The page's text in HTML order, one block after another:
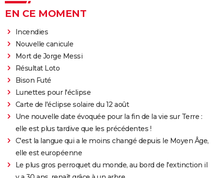
EN CE MOMENT
Incendies
Nouvelle canicule
Mort de Jorge Messi
Résultat Loto
Bison Futé
Lunettes pour l'éclipse
Carte de l'éclipse solaire du 12 août
Une nouvelle date évoquée pour la fin de la vie sur Terre :
elle est plus tardive que les précédentes !
C'est la langue qui a le moins changé depuis le Moyen Âge,
elle est européenne
Le plus gros perroquet du monde, au bord de l'extinction il